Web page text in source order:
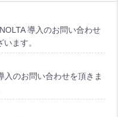
導入のお問い合わせ
ます。
入のお問い合わせを頂きま